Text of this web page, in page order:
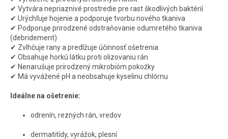
✔ Vytvára nepriaznivé prostredie pre rast škodlivých baktérií
✔ Urýchľuje hojenie a podporuje tvorbu nového tkaniva
✔ Podporuje prirodzené odstraňovanie odumretého tkaniva
(debridement)
✔ Zvlhčuje rany a predlžuje účinnosť ošetrenia
✔ Obsahuje horkú látku proti olizovaniu rán
✔ Nenarušuje prirodzený mikrobióm pokožky
✔ Má vyvážené pH a neobsahuje kyselinu chlórnu
Ideálne na ošetrenie:
odrenín, rezných rán, vredov
dermatitídy, vyrážok, plesní